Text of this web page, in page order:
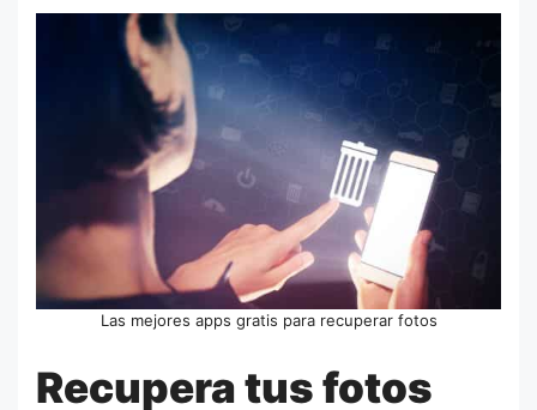
Las mejores apps gratis para recuperar fotos
Recupera tus fotos